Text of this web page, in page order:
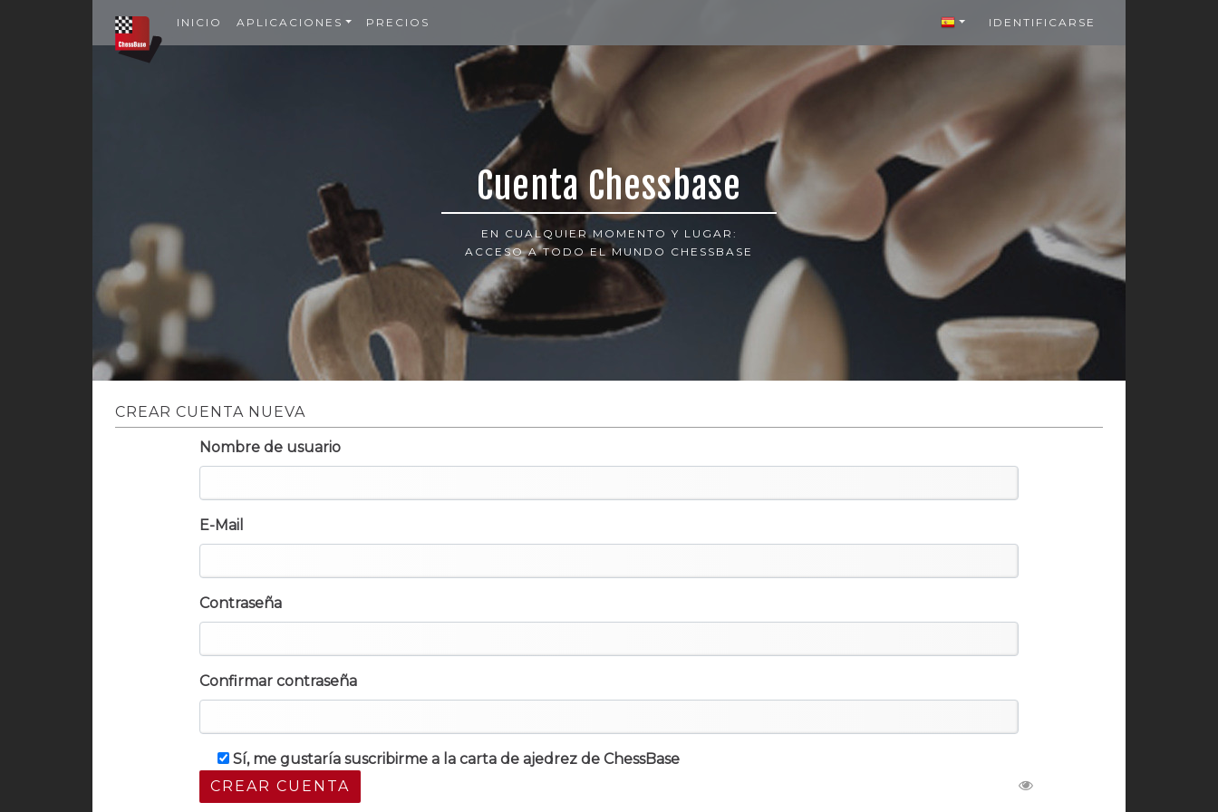
INICIO APLICACIONES PRECIOS IDENTIFICARSE
Cuenta Chessbase
EN CUALQUIER MOMENTO Y LUGAR:
ACCESO A TODO EL MUNDO CHESSBASE
CREAR CUENTA NUEVA
Nombre de usuario
E-Mail
Contraseña
Confirmar contraseña
Sí, me gustaría suscribirme a la carta de ajedrez de ChessBase
CREAR CUENTA